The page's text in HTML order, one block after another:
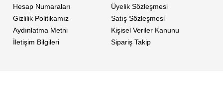
Hesap Numaraları
Gizlilik Politikamız
Aydınlatma Metni
İletişim Bilgileri
Üyelik Sözleşmesi
Satış Sözleşmesi
Kişisel Veriler Kanunu
Sipariş Takip